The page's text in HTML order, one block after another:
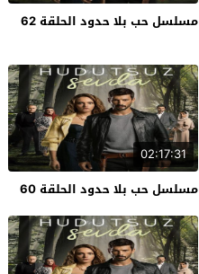
مسلسل حب بلا حدود الحلقة 62
02:17:31
مسلسل حب بلا حدود الحلقة 60